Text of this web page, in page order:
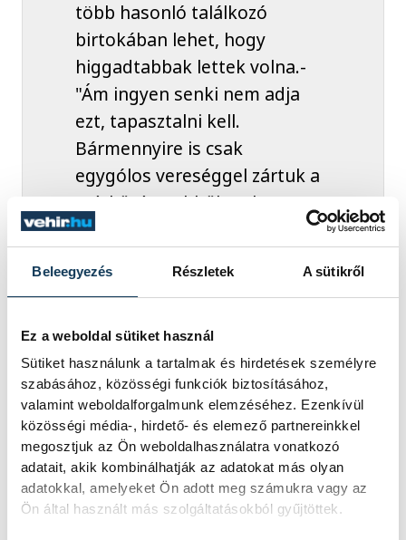
Beleegyezés Részletek A sütikről
Ez a weboldal sütiket használ
Sütiket használunk a tartalmak és hirdetések személyre
szabásához, közösségi funkciók biztosításához,
valamint weboldalforgalmunk elemzéséhez. Ezenkívül
közösségi média-, hirdető- és elemező partnereinkkel
megosztjuk az Ön weboldalhasználatra vonatkozó
adatait, akik kombinálhatják az adatokat más olyan
adatokkal, amelyeket Ön adott meg számukra vagy az
Ön által használt más szolgáltatásokból gyűjtöttek.
több hasonló találkozó
birtokában lehet, hogy
higgadtabbak lettek volna.-
"Ám ingyen senki nem adja
ezt, tapasztalni kell.
Bármennyire is csak
egygólos vereséggel zártuk a
mérkőzést, ebből csak
építkezni lehet és ez a játék
Kitért Vámos Petrára, aki betegség miatt
kihagyta a találkozót, mint elmondta, a
betegséget egy ideje hordta magában a
nemzeti csapat kulcsszereplőjének számító
irányító, és a Japán elleni kiélezett meccs
hozta ki belőle, ám bízik abban, hogy
három nap múlva már rendben lesz.